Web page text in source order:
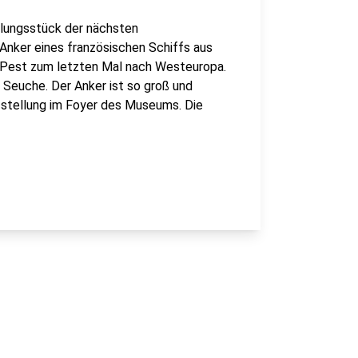
der nächsten
eines französischen Schiffs aus
zum letzten Mal nach Westeuropa.
Der Anker ist so groß und
im Foyer des Museums. Die